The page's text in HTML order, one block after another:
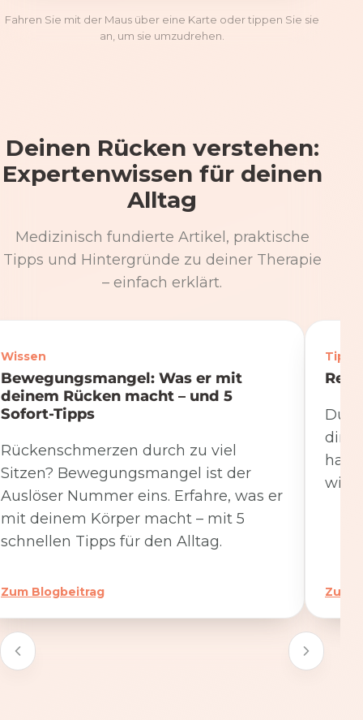
Fahren Sie mit der Maus über eine Karte oder tippen Sie sie
an, um sie umzudrehen.
Deinen Rücken verstehen:
Expertenwissen für deinen
Alltag
Medizinisch fundierte Artikel, praktische
Tipps und Hintergründe zu deiner Therapie
– einfach erklärt.
Wissen
Bewegungsmangel: Was er mit
deinem Rücken macht – und 5
Sofort-Tipps
Rückenschmerzen durch zu viel
Sitzen? Bewegungsmangel ist der
Auslöser Nummer eins. Erfahre, was er
mit deinem Körper macht – mit 5
schnellen Tipps für den Alltag.
Zum Blogbeitrag
Tipps
Du
hat.
Zum